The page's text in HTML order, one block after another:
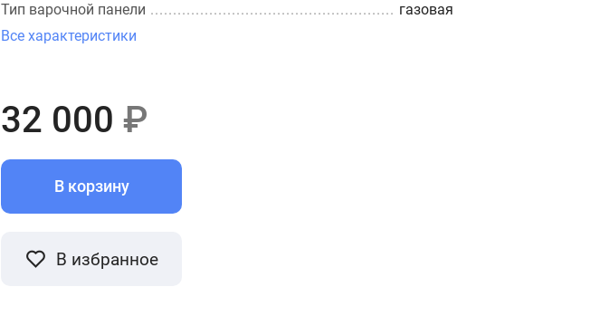
Тип варочной панели
газовая
Все характеристики
32 000 ₽
В корзину
В избранное